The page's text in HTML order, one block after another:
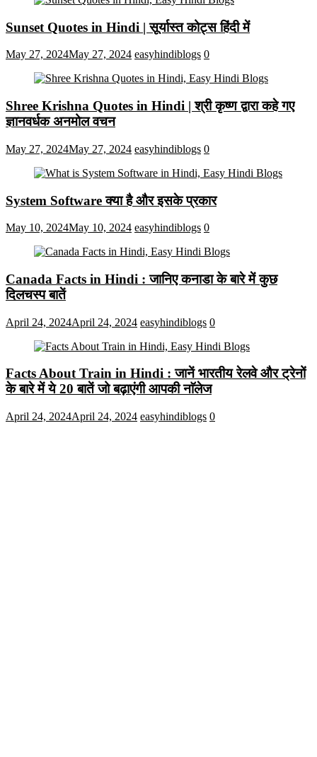
Sunset Quotes in Hindi | सूर्यास्त कोट्स हिंदी में
May 27, 2024May 27, 2024 easyhindiblogs 0
Shree Krishna Quotes in Hindi | श्री कृष्ण द्वारा कहे गए
ज्ञानवर्धक अनमोल वचन
May 27, 2024May 27, 2024 easyhindiblogs 0
System Software क्या है और इसके प्रकार
May 10, 2024May 10, 2024 easyhindiblogs 0
Canada Facts in Hindi : जानिए कनाडा के बारे में कुछ
दिलचस्प बातें
April 24, 2024April 24, 2024 easyhindiblogs 0
Facts About Train in Hindi : जानें भारतीय रेलवे और ट्रेनों
के बारे में ये 20 बातें जो बढ़ाएंगी आपकी नाॅलेज
April 24, 2024April 24, 2024 easyhindiblogs 0